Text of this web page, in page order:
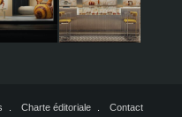
Charte éditoriale Contact